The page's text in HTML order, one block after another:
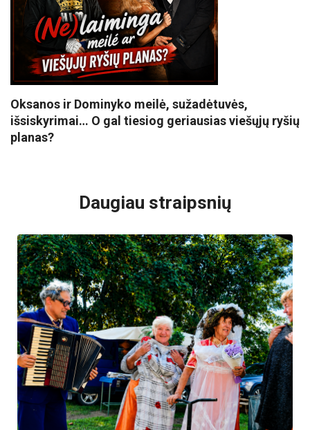
Oksanos ir Dominyko meilė, sužadėtuvės,
išsiskyrimai… O gal tiesiog geriausias viešųjų ryšių
planas?
Daugiau straipsnių